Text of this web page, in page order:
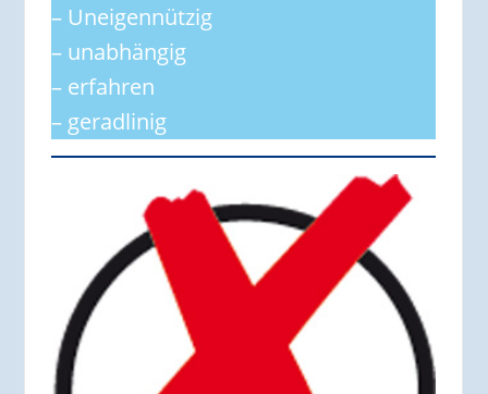
– Uneigennützig
– unabhängig
– erfahren
– geradlinig